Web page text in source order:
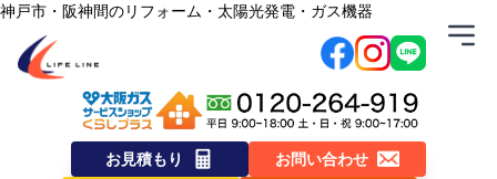
内容をスキップ
神戸市・阪神間のリフォーム・太陽光発電・ガス機器
株式会社ライフライン
お見積もり
お問い合わせ